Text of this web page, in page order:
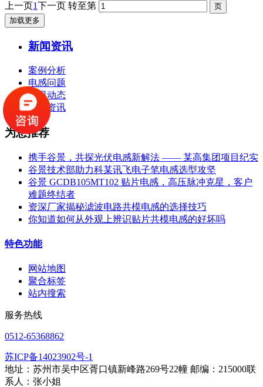
上一页1下一页 转至第
加载更多
新闻资讯
案例分析
电感问题
公司动态
业界资讯
为您推荐
携手谷景，共探光伏电感新解法 —— 某高集团项目纪实
谷景技术部助力科某讯飞电子笔电感选型攻坚
谷景 GCDB105MT102 贴片电感，高压脉冲克星，客户
难题终结者
资深厂家揭秘滤波电路共模电感的选择技巧
你知道如何从外观上辨识贴片共模电感的好坏吗
特色功能
网站地图
聚合标签
站内搜索
服务热线
0512-65368862
苏ICP备14023902号-1
地址：苏州市吴中区胥口镇新峰路269号22幢 邮编：215000联
系人：张小姐